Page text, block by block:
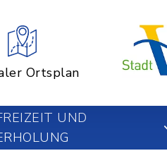
Ortsplan
UND